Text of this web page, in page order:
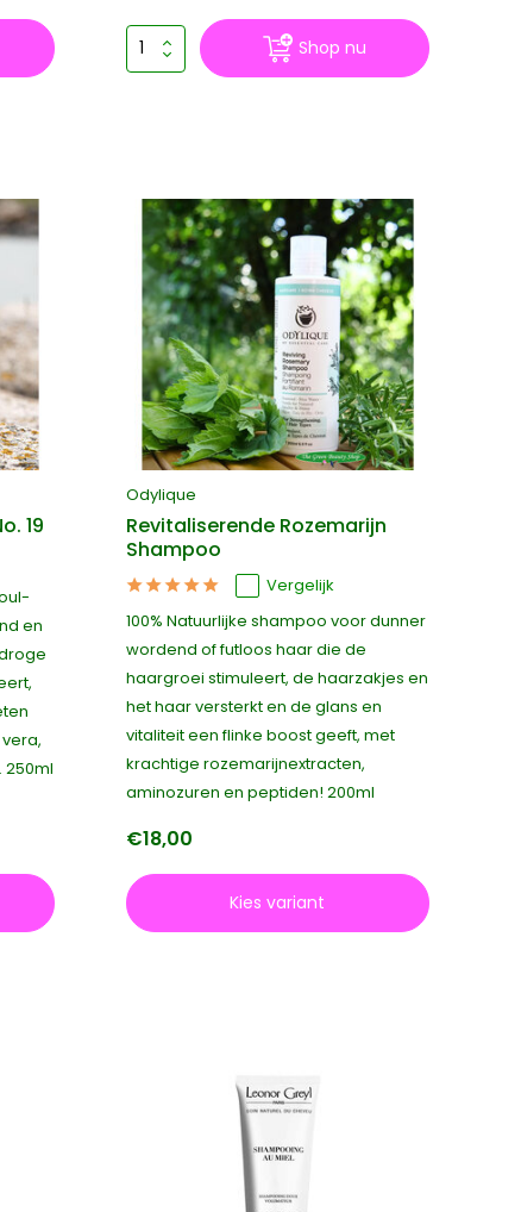
Shop nu
19
en
Odylique
Revitaliserende Rozemarijn
Shampoo
Vergelijk
100% Natuurlijke shampoo voor dunner
wordend of futloos haar die de
haargroei stimuleert, de haarzakjes en
het haar versterkt en de glans en
vitaliteit een flinke boost geeft, met
krachtige rozemarijnextracten,
aminozuren en peptiden! 200ml
€18,00
Kies variant